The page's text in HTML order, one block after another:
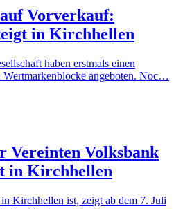
Vorverkauf:
in Kirchhellen
haben erstmals einen
angeboten. Noc…
Vereinten Volksbank
in Kirchhellen
Kirchhellen ist, zeigt ab dem 7. Juli